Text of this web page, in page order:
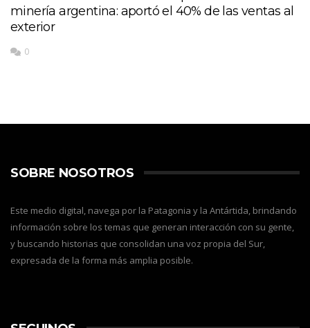
minería argentina: aportó el 40% de las ventas al
exterior
0
SOBRE NOSOTROS
Este medio digital, navega por la Patagonia y la Antártida, brindando
información sobre los temas que generan interacción con su gente,
y buscando historias que consolidan una voz propia del Sur,
expresada de la forma más amplia posible.